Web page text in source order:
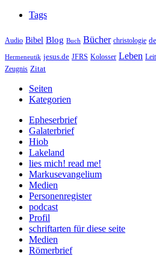
Tags
Audio Bibel Blog Buch Bücher christologie
Hermeneutik jesus.de JFRS Kolosser Leben
Zeugnis Zitat
Seiten
Kategorien
Epheserbrief
Galaterbrief
Hiob
Lakeland
lies mich! read me!
Markusevangelium
Medien
Personenregister
podcast
Profil
schriftarten für diese seite
Medien
Römerbrief